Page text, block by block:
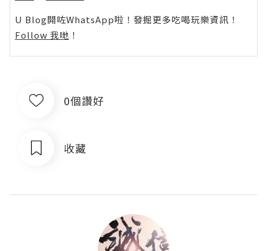
U Blog開咗WhatsApp啦！發掘更多吃喝玩樂資訊！
Follow 我哋 ！
0個讚好
收藏